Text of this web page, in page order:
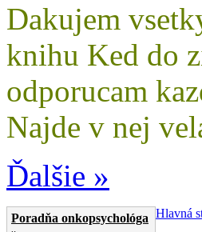
Dakujem
knihu Ked do
odporucam
Najde v nej
Ďalšie »
Poradňa onkopsychológa Hlavná